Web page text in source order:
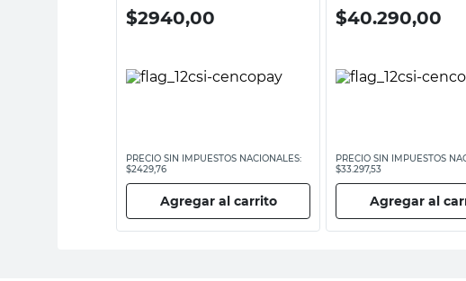
$2940,00
PRECIO SIN IMPUESTOS NACIONALES:
$2429,76
Agregar al carrito
$40.290,00
PRECIO SIN IMPUESTOS
$33.297,53
Agregar al